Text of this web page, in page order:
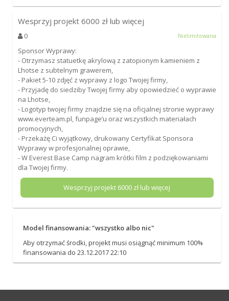
Wesprzyj projekt 6000 zł lub więcej
0 Nielimitowana
Sponsor Wyprawy:
- Otrzymasz statuetkę akrylową z zatopionym kamieniem z
Lhotse z subtelnym grawerem,
- Pakiet 5-10 zdjęć z wyprawy z logo Twojej firmy,
- Przyjadę do siedziby Twojej firmy aby opowiedzieć o wyprawie
na Lhotse,
- Logotyp twojej firmy znajdzie się na oficjalnej stronie wyprawy
www.everteam.pl, funpage’u oraz wszystkich materiałach
promocyjnych,
- Przekażę Ci wyjątkowy, drukowany Certyfikat Sponsora
Wyprawy w profesjonalnej oprawie,
- W Everest Base Camp nagram krótki film z podziękowaniami
dla Twojej firmy.
Wesprzyj projekt 6000 zł lub więcej
Model finansowania: "wszystko albo nic"
Aby otrzymać środki, projekt musi osiągnąć minimum 100%
finansowania do 23.12.2017 22:10